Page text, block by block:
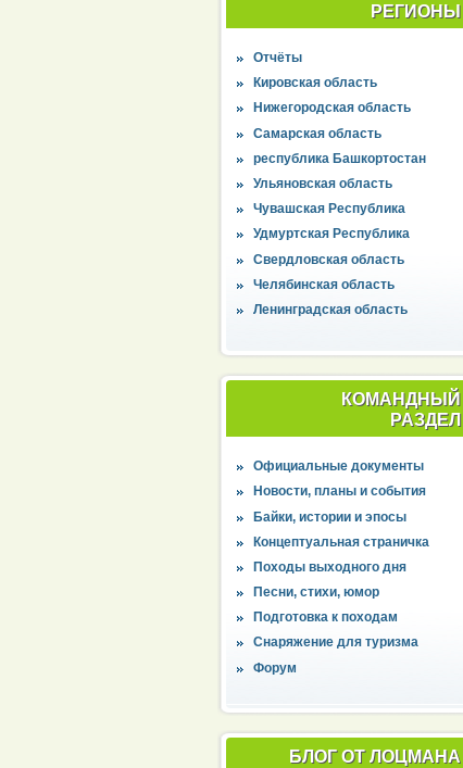
РЕГИОНЫ
Отчёты
Кировская область
Нижегородская область
Самарская область
республика Башкортостан
Ульяновская область
Чувашская Республика
Удмуртская Республика
Свердловская область
Челябинская область
Ленинградская область
КОМАНДНЫЙ
РАЗДЕЛ
Официальные документы
Новости, планы и события
Байки, истории и эпосы
Концептуальная страничка
Походы выходного дня
Песни, стихи, юмор
Подготовка к походам
Снаряжение для туризма
Форум
БЛОГ ОТ ЛОЦМАНА